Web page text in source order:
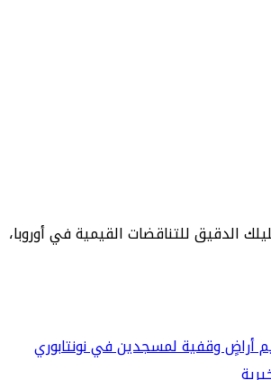
للتناقضات القيمية في أوروبا،